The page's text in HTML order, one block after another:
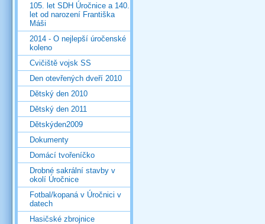
105. let SDH Úročnice a 140.
let od narození Františka
Máši
2014 - O nejlepší úročenské
koleno
Cvičiště vojsk SS
Den otevřených dveří 2010
Dětský den 2010
Dětský den 2011
Dětskýden2009
Dokumenty
Domácí tvořeníčko
Drobné sakrální stavby v
okolí Úročnice
Fotbal/kopaná v Úročnici v
datech
Hasičské zbrojnice